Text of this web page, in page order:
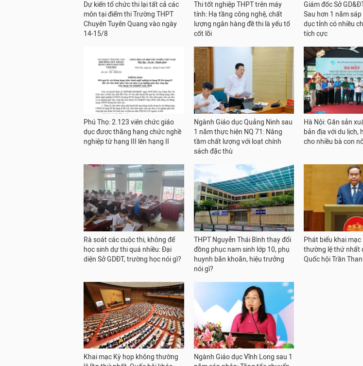
Dự kiến tổ chức thi lại tất cả các
môn tại điểm thi Trường THPT
Chuyên Tuyên Quang vào ngày
14-15/8
Thi tốt nghiệp THPT trên máy
tính: Hạ tầng công nghệ, chất
lượng ngân hàng đề thi là yếu tố
cốt lõi
Giám đốc Sở
Sau hơn 1 năm
dục tỉnh có nhiều
tích cực
Phú Thọ: 2.123 viên chức giáo
dục được thăng hạng chức nghề
nghiệp từ hạng III lên hạng II
Ngành Giáo dục Quảng Ninh sau
1 năm thực hiện NQ 71: Nâng
tầm chất lượng với loạt chính
sách đặc thù
Hà Nội: Gắn sản
bản địa với du lịch,
cho nhiều bà con
Rà soát các cuộc thi, không để
học sinh dự thi quá nhiều: Đại
diện Sở GDĐT, trường học nói gì?
THPT Nguyễn Thái Bình thay đổi
đồng phục nam sinh lớp 10, phụ
huynh băn khoăn, hiệu trưởng
nói gì?
Phát biểu khai
thường lệ thứ nhất
Quốc hội Trần
Khai mạc Kỳ họp không thường
Ngành Giáo dục Vĩnh Long sau 1